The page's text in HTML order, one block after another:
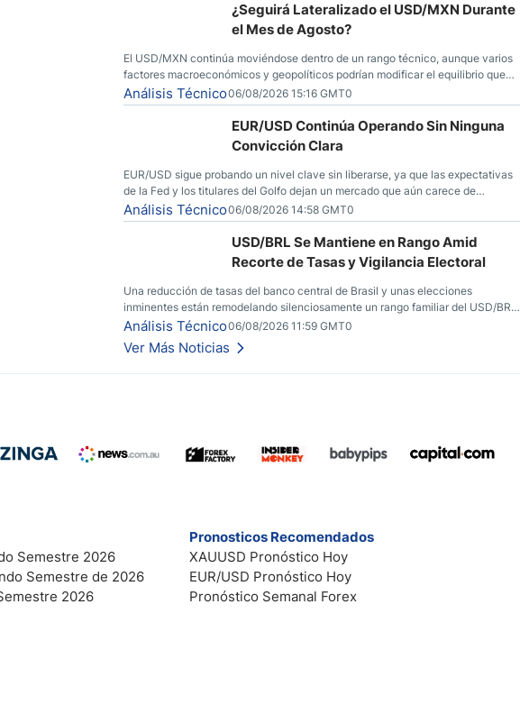
¿Seguirá Lateralizado el USD/MXN Durante
el Mes de Agosto?
El USD/MXN continúa moviéndose dentro de un rango técnico, aunque varios
factores macroeconómicos y geopolíticos podrían modificar el equilibrio que
ha dominado al mercado en las últimas semanas.
Análisis Técnico06/08/2026 15:16 GMT0
EUR/USD Continúa Operando Sin Ninguna
Convicción Clara
EUR/USD sigue probando un nivel clave sin liberarse, ya que las expectativas
de la Fed y los titulares del Golfo dejan un mercado que aún carece de
convicción real.
Análisis Técnico06/08/2026 14:58 GMT0
USD/BRL Se Mantiene en Rango Amid
Recorte de Tasas y Vigilancia Electoral
Una reducción de tasas del banco central de Brasil y unas elecciones
inminentes están remodelando silenciosamente un rango familiar del USD/BRL.
Una reducción de tasas por parte del banco central de Brasil y unas elecciones
inminentes están remodelando silenciosamente un rango familiar del USD/BRL.
Esto es lo que los traders están observando a continuación.
Análisis Técnico06/08/2026 11:59 GMT0
Ver Más Noticias
Semestre 2026
Semestre de 2026
2026
Pronosticos Recomendados
XAUUSD Pronóstico Hoy
EUR/USD Pronóstico Hoy
Pronóstico Semanal Forex